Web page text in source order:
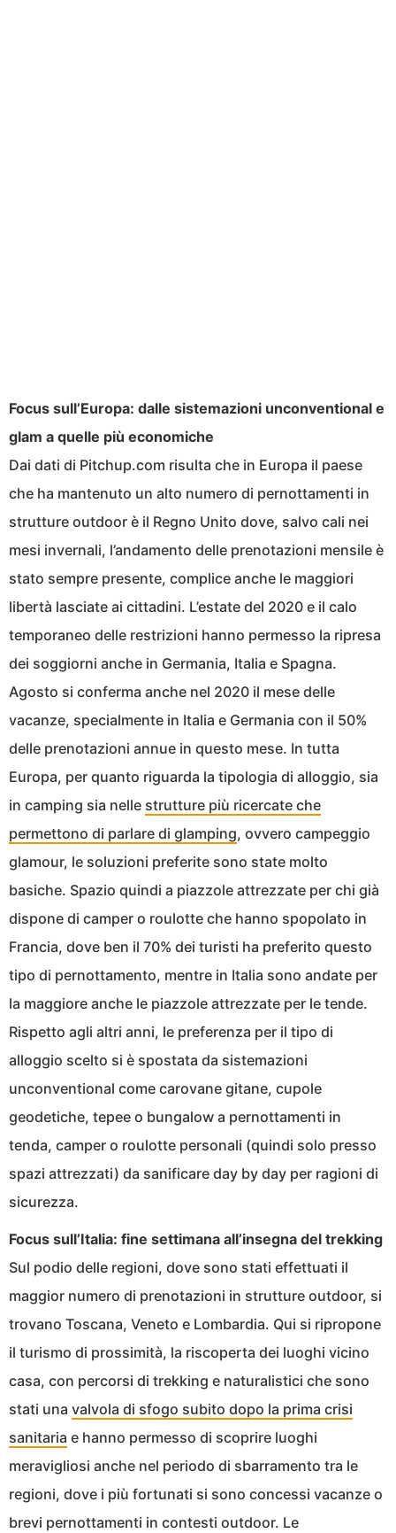
Focus sull’Europa: dalle sistemazioni unconventional e
glam a quelle più economiche
Dai dati di Pitchup.com risulta che in Europa il paese
che ha mantenuto un alto numero di pernottamenti in
strutture outdoor è il Regno Unito dove, salvo cali nei
mesi invernali, l’andamento delle prenotazioni mensile è
stato sempre presente, complice anche le maggiori
libertà lasciate ai cittadini. L’estate del 2020 e il calo
temporaneo delle restrizioni hanno permesso la ripresa
dei soggiorni anche in Germania, Italia e Spagna.
Agosto si conferma anche nel 2020 il mese delle
vacanze, specialmente in Italia e Germania con il 50%
delle prenotazioni annue in questo mese. In tutta
Europa, per quanto riguarda la tipologia di alloggio, sia
in camping sia nelle strutture più ricercate che
permettono di parlare di glamping, ovvero campeggio
glamour, le soluzioni preferite sono state molto
basiche. Spazio quindi a piazzole attrezzate per chi già
dispone di camper o roulotte che hanno spopolato in
Francia, dove ben il 70% dei turisti ha preferito questo
tipo di pernottamento, mentre in Italia sono andate per
la maggiore anche le piazzole attrezzate per le tende.
Rispetto agli altri anni, le preferenza per il tipo di
alloggio scelto si è spostata da sistemazioni
unconventional come carovane gitane, cupole
geodetiche, tepee o bungalow a pernottamenti in
tenda, camper o roulotte personali (quindi solo presso
spazi attrezzati) da sanificare day by day per ragioni di
sicurezza.
Focus sull’Italia: fine settimana all’insegna del trekking
Sul podio delle regioni, dove sono stati effettuati il
maggior numero di prenotazioni in strutture outdoor, si
trovano Toscana, Veneto e Lombardia. Qui si ripropone
il turismo di prossimità, la riscoperta dei luoghi vicino
casa, con percorsi di trekking e naturalistici che sono
stati una valvola di sfogo subito dopo la prima crisi
sanitaria e hanno permesso di scoprire luoghi
meravigliosi anche nel periodo di sbarramento tra le
regioni, dove i più fortunati si sono concessi vacanze o
brevi pernottamenti in contesti outdoor. Le